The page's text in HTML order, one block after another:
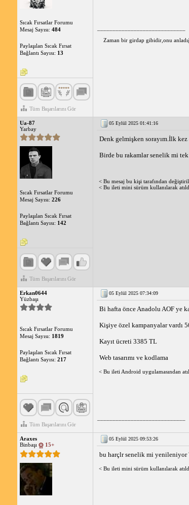
Sıcak Fırsatlar Forumu
Mesaj Sayısı: 484
Paylaşılan Sıcak Fırsat
Bağlantı Sayısı: 13
Tüm Başarılarını Gör
Zaman bir girdap gibidir,onu
Ua-87
Yarbay
Sıcak Fırsatlar Forumu
Mesaj Sayısı: 226
Paylaşılan Sıcak Fırsat
Bağlantı Sayısı: 142
Tüm Başarılarını Gör
05 Eylül 2025 01:41:16
Denk gelmişken sorayım.İlk
Birde bu rakamlar senelik mi
< Bu mesaj bu kişi tarafından
< Bu ileti mini sürüm kullanılarak
Erkan0644
Yüzbaşı
Sıcak Fırsatlar Forumu
Mesaj Sayısı: 1819
Paylaşılan Sıcak Fırsat
Bağlantı Sayısı: 217
Tüm Başarılarını Gör
05 Eylül 2025 07:34:09
Bi hafta önce Anadolu AOF ye
Kişiye özel kampanyalar vardı
Kayıt ücreti 3385 TL
Web tasarımı ve kodlama
< Bu ileti Android uygulamasından
Araxes
Binbaşı
15+
05 Eylül 2025 09:53:26
bu harçlr senelik mi yenileniyor
< Bu ileti mini sürüm kullanılarak